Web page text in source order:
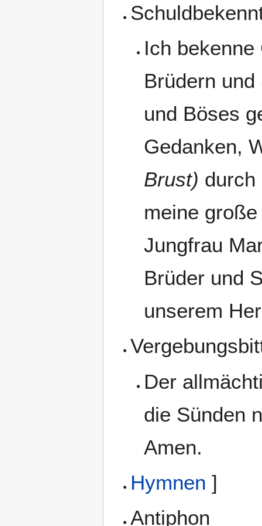
Ich
Brüdern
und Böses
Gedanken,
Brust) durch
meine
Jungfrau
Brüder und
unserem
Der
die Sünden
Amen.
Hymnen ]
Antiphon